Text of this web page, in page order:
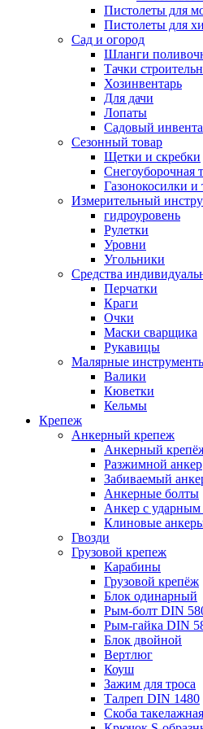
Пистолеты для
Пистолеты для
Сад и огород
Шланги
Тачки
Хозинвентарь
Для дачи
Лопаты
Садовый
Сезонный товар
Щетки и скребки
Снегоуборочная
Газонокосилки
Измерительный
гидроуровень
Рулетки
Уровни
Угольники
Средства
Перчатки
Краги
Очки
Маски сварщика
Рукавицы
Малярные
Валики
Кюветки
Кельмы
Крепеж
Анкерный крепеж
Анкерный
Разжимной анкер
Забиваемый
Анкерные болты
Анкер с ударным
Клиновые
Гвозди
Грузовой крепеж
Карабины
Грузовой крепёж
Блок одинарный
Рым-болт DIN
Рым-гайка DIN
Блок двойной
Вертлюг
Коуш
Зажим для троса
Талреп DIN 1480
Скоба такелажная